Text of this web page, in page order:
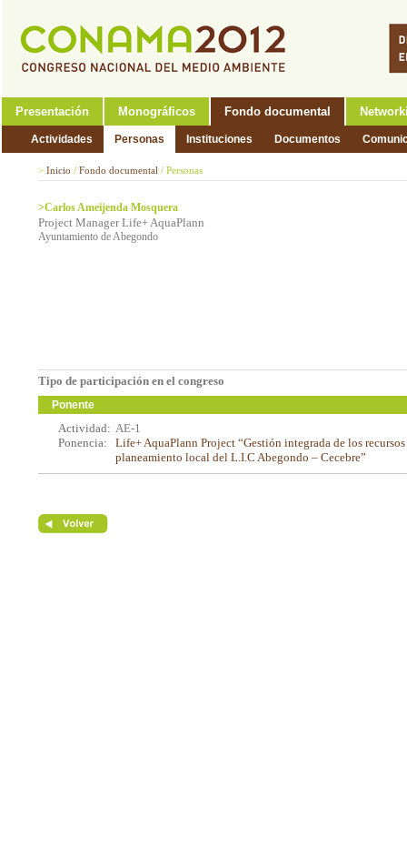
Presentación Monográficos Fondo documental
Actividades Personas Instituciones Documentos
> Inicio / Fondo documental / Personas
>Carlos Ameijenda Mosquera
Project Manager Life+ AquaPlann
Ayuntamiento de Abegondo
Tipo de participación en el congreso
Ponente
Actividad: AE-1
Ponencia:
Life+ AquaPlann Project “Gestión integrada de los
planeamiento local del L.I.C Abegondo – Cecebre”